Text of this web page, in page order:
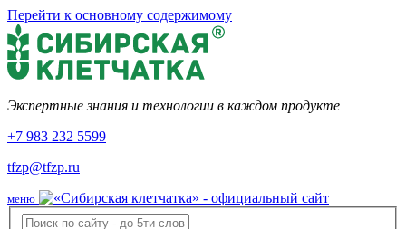
Перейти к основному содержимому
Экспертные знания и технологии в каждом продукте
+7 983 232 5599
tfzp@tfzp.ru
меню